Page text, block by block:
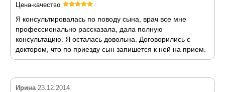
Цена-качество
Я консультировалась по поводу сына, врач все мне
профессионально рассказала, дала полную
консультацию. Я осталась довольна. Договорились с
доктором, что по приезду сын запишется к ней на прием.
Ирина 23.12.2014